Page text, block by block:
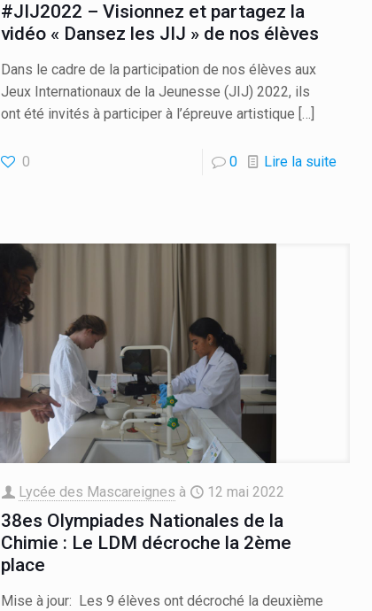
#JIJ2022 – Visionnez et partagez la
vidéo « Dansez les JIJ » de nos élèves
Dans le cadre de la participation de nos élèves aux
Jeux Internationaux de la Jeunesse (JIJ) 2022, ils
ont été invités à participer à l’épreuve artistique […]
0 0 Lire la suite
Lycée des Mascareignes à 12 mai 2022
38es Olympiades Nationales de la
Chimie : Le LDM décroche la 2ème
place
Mise à jour: Les 9 élèves ont décroché la deuxième